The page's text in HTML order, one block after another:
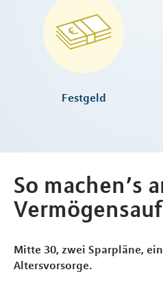
Festgeld
So machen’s
Mitte 30, zwei Sparpläne,
Altersvorsorge.